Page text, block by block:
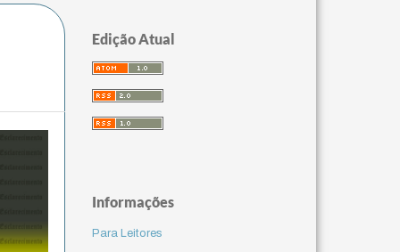
Edição Atual
Informações
Para Leitores